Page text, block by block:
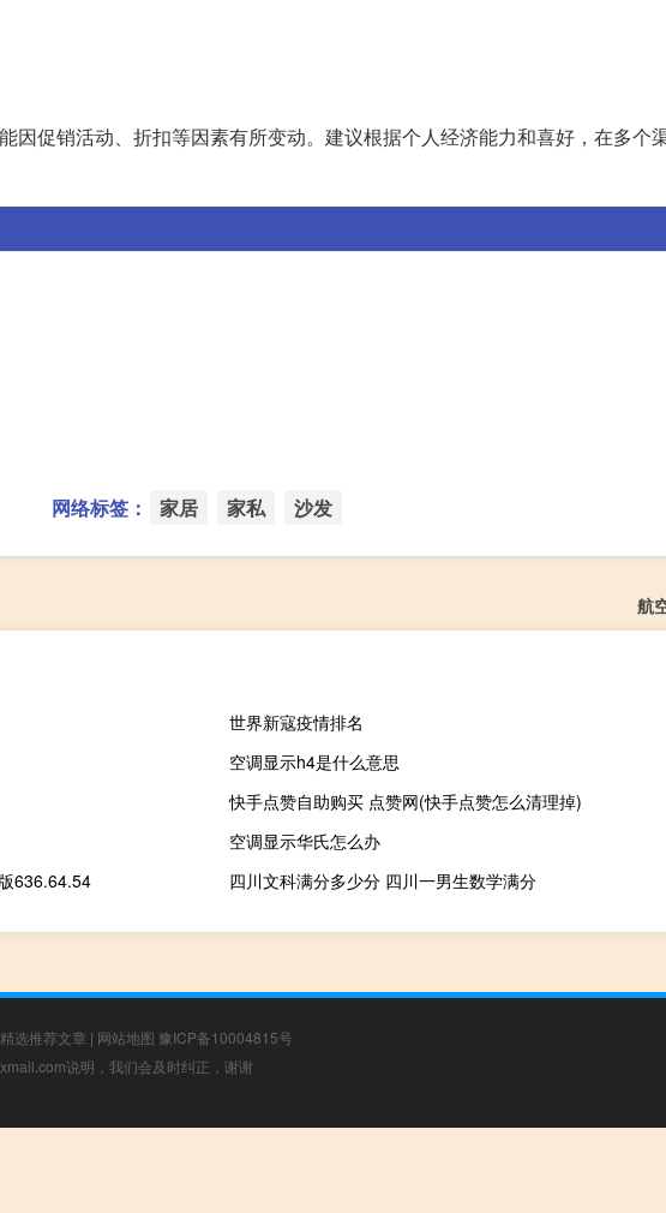
因促销活动、折扣等因素有所变动。建议根据个人经济能力和喜好，在多个
网络标签： 家居 家私 沙发
航
世界新寇疫情排名
空调显示h4是什么意思
快手点赞自助购买 点赞网(快手点赞怎么清理掉)
空调显示华氏怎么办
636.64.54
四川文科满分多少分 四川一男生数学满分
精选推荐文章 | 网站地图 豫ICP备10004815号
说明，我们会及时纠正，谢谢